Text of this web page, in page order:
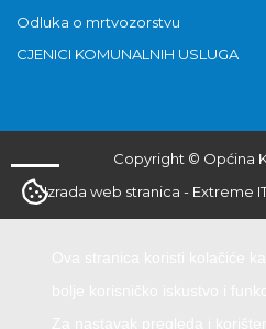
Odluka o mrtvozorstvu
CJENICI KOMUNALNIH USLUGA
Copyright © Općina
Izrada web stranica - Extreme